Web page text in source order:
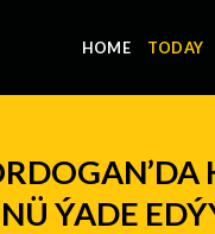
HOME TODAY
ÝADE